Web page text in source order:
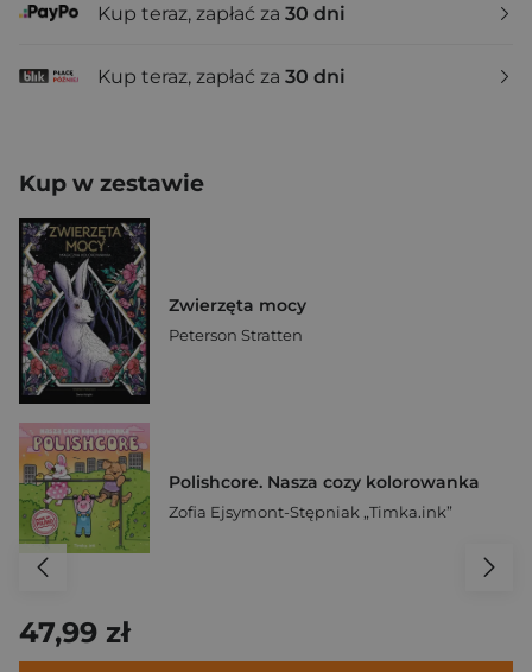
Kup teraz, zapłać za 30 dni
Kup teraz, zapłać za 30 dni
Kup w zestawie
Zwierzęta mocy
Peterson Stratten
Polishcore. Nasza cozy kolorowanka
Zofia Ejsymont-Stępniak „Timka.ink”
47,99 zł